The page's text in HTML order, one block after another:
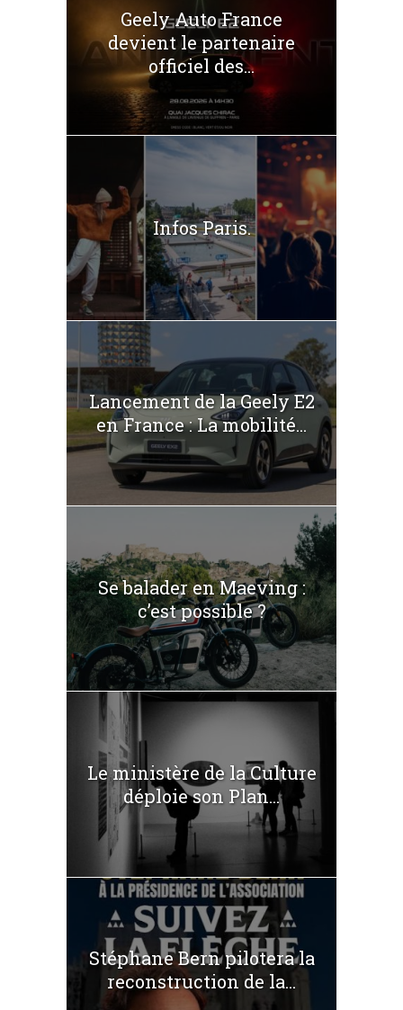
Geely Auto France
devient le partenaire
officiel des...
Infos Paris.
Lancement de la Geely E2
en France : La mobilité...
Se balader en Maeving :
c’est possible ?
Le ministère de la Culture
déploie son Plan...
Stéphane Bern pilotera la
reconstruction de la...